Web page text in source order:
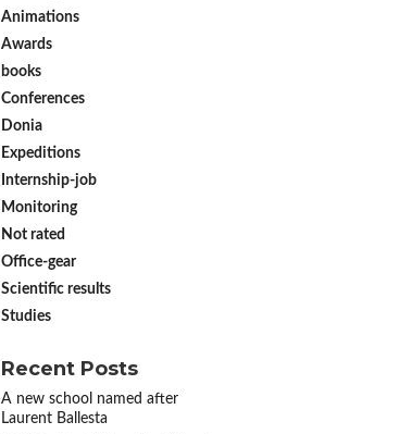
Animations
Awards
books
Conferences
Donia
Expeditions
Internship-job
Monitoring
Not rated
Office-gear
Scientific results
Studies
Recent Posts
A new school named after
Laurent Ballesta